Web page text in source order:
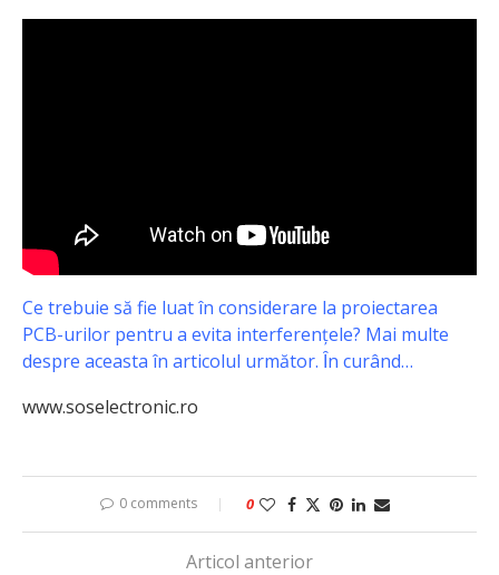
Ce trebuie să fie luat în considerare la proiectarea
PCB-urilor pentru a evita interferențele? Mai multe
despre aceasta în articolul următor. Ȋn curând…
www.soselectronic.ro
0 comments 0
Articol anterior